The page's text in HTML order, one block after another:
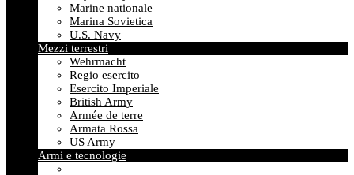
Marine nationale
Marina Sovietica
U.S. Navy
Mezzi terrestri
Wehrmacht
Regio esercito
Esercito Imperiale
British Army
Armée de terre
Armata Rossa
US Army
Armi e tecnologie